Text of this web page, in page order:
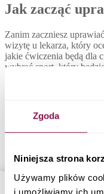
Zgoda
Niniejsza strona
Używamy plików
i umożliwiamy ich
Jak zacząć
Zanim zaczniesz
wizytę u lekarza, który
jakie ćwiczenia będą dla
wybrać sport, który
ci najwięcej
pozwoli rozluźnić
stopniowo zwiększać
mięśni.
Zaleca się, aby